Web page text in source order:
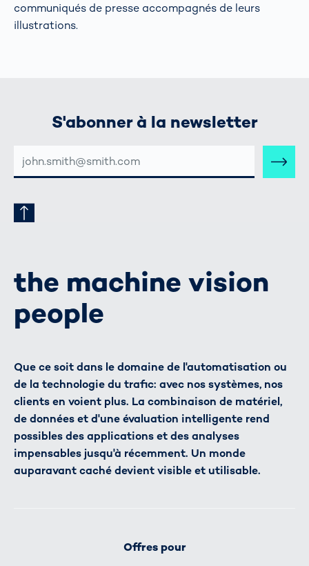
communiqués de presse accompagnés de leurs
illustrations.
S'abonner à la newsletter
MAIL
the machine vision
people
Que ce soit dans le domaine de l'automatisation ou
de la technologie du trafic: avec nos systèmes, nos
clients en voient plus. La combinaison de matériel,
de données et d'une évaluation intelligente rend
possibles des applications et des analyses
impensables jusqu'à récemment. Un monde
auparavant caché devient visible et utilisable.
Offres pour